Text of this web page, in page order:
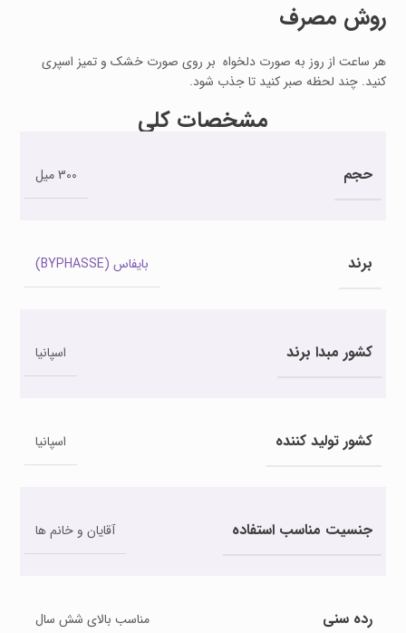
روش مصرف
هر ساعت از روز به صورت دلخواه بر روی صورت خشک و تمیز اسپری
کنید. چند لحظه صبر کنید تا جذب شود.
مشخصات کلی
حجم 300 میل
برند بایفاس (BYPHASSE)
کشور مبدا برند اسپانیا
کشور تولید کننده اسپانیا
جنسیت مناسب استفاده آقایان و خانم ها
رده سنی مناسب بالای شش سال